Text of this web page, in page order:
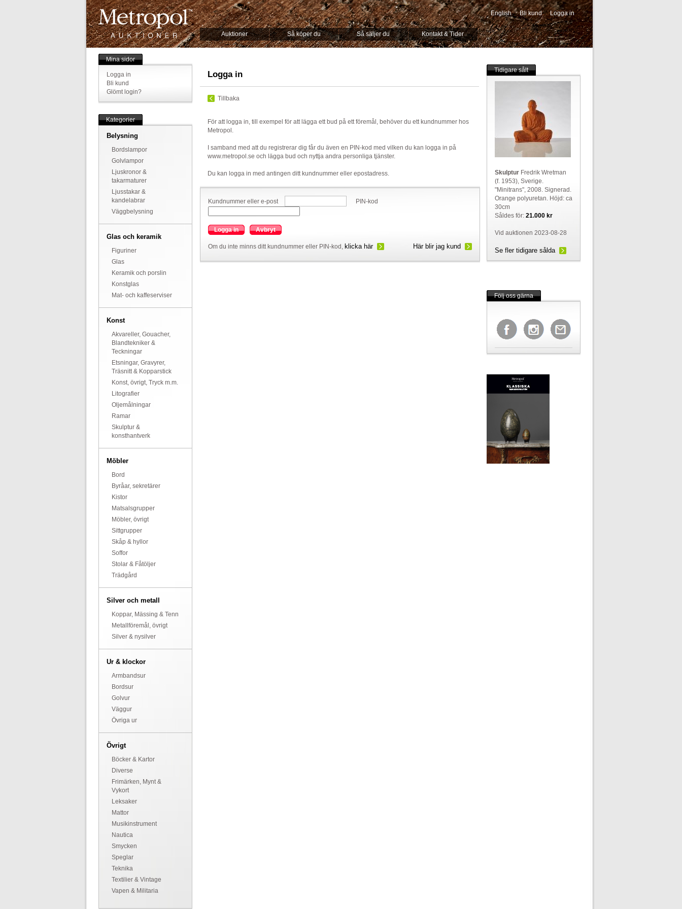
Auktioner Så köper du Så säljer du Kontakt & Tider
English Bli kund Logga in
-->
Mina sidor
Logga in
Bli kund
Glömt login?
Kategorier
Belysning
Bordslampor
Golvlampor
Ljuskronor &
takarmaturer
Ljusstakar &
kandelabrar
Väggbelysning
Glas och keramik
Figuriner
Glas
Keramik och porslin
Konstglas
Mat- och kaffeserviser
Konst
Akvareller, Gouacher,
Blandtekniker &
Teckningar
Etsningar, Gravyrer,
Träsnitt & Kopparstick
Konst, övrigt, Tryck m.m.
Litografier
Oljemålningar
Ramar
Skulptur &
konsthantverk
Möbler
Bord
Byråar, sekretärer
Kistor
Matsalsgrupper
Möbler, övrigt
Sittgrupper
Skåp & hyllor
Soffor
Stolar & Fåtöljer
Trädgård
Silver och metall
Koppar, Mässing & Tenn
Metallföremål, övrigt
Silver & nysilver
Ur & klockor
Armbandsur
Bordsur
Golvur
Väggur
Övriga ur
Övrigt
Böcker & Kartor
Diverse
Frimärken, Mynt &
Vykort
Leksaker
Mattor
Musikinstrument
Nautica
Smycken
Speglar
Teknika
Textilier & Vintage
Vapen & Militaria
Logga in
Tillbaka
För att logga in, till exempel för att lägga ett bud på ett föremål, behöver du ett kundnummer hos
Metropol.
I samband med att du registrerar dig får du även en PIN-kod med vilken du kan logga in på
www.metropol.se och lägga bud och nyttja andra personliga tjänster.
Du kan logga in med antingen ditt kundnummer eller epostadress.
Kundnummer eller e-post PIN-kod
Logga in Avbryt
Om du inte minns ditt kundnummer eller PIN-kod, klicka här Här blir jag kund
Tidigare sålt
SkulpturFredrik Wretman
(f. 1953), Sverige.
"Minitrans", 2008. Signerad.
Orange polyuretan. Höjd: ca
30cm
Såldes för: 21.000 kr
Vid auktionen 2023-08-28
Se fler tidigare sålda
Följ oss gärna